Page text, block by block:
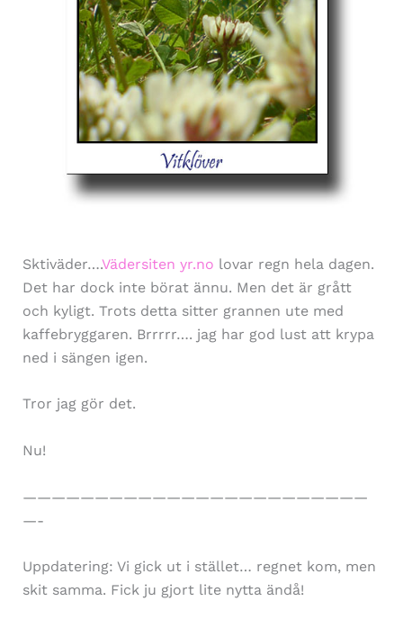
Sktiväder….Vädersiten yr.no lovar regn hela dagen.
Det har dock inte börat ännu. Men det är grått
och kyligt. Trots detta sitter grannen ute med
kaffebryggaren. Brrrrr…. jag har god lust att krypa
ned i sängen igen.
Tror jag gör det.
Nu!
————————————————————————
—-
Uppdatering: Vi gick ut i stället… regnet kom, men
skit samma. Fick ju gjort lite nytta ändå!